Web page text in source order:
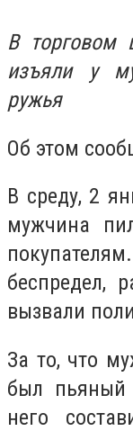
В торговом
изъяли у
ружья
Об этом
В среду, 2
мужчина
беспредел,
вызвали
За то, что
был пьяный
него